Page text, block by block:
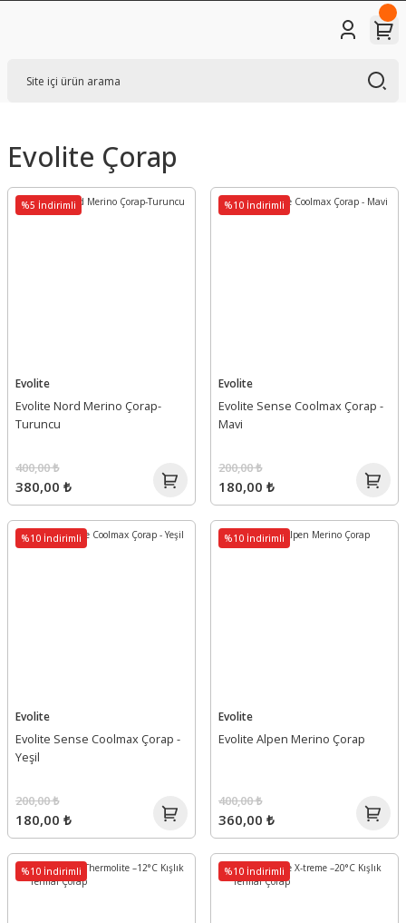
Evolite Çorap
%5 İndirimli
Evolite
Evolite Nord Merino Çorap-
Turuncu
380,00 ₺
400,00 ₺
%10 İndirimli
Evolite
Evolite Sense Coolmax Çorap -
Mavi
180,00 ₺
200,00 ₺
%10 İndirimli
Evolite
Evolite Sense Coolmax Çorap -
Yeşil
180,00 ₺
200,00 ₺
%10 İndirimli
Evolite
Evolite Alpen Merino Çorap
360,00 ₺
400,00 ₺
%10 İndirimli %10 İndirimli